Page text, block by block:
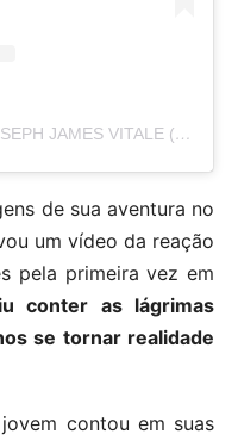
A POST SHARED BY DUSTIN JOSEPH JAMES VITALE (@DVITALE23)
de sua aventura no
um vídeo da reação
pela primeira vez em
conter as lágrimas
se tornar realidade
contou em suas